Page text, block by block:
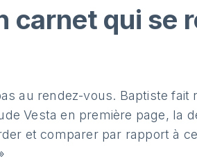
carnet qui se
au rendez-vous. Baptiste fait
Vesta en première page, la
et comparer par rapport à